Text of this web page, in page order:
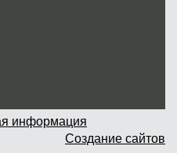
и самовывоз
информация
Создание сайтов